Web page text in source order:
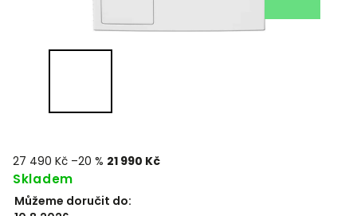
27 490 Kč –20 % 21 990 Kč
Skladem
Můžeme doručit do: